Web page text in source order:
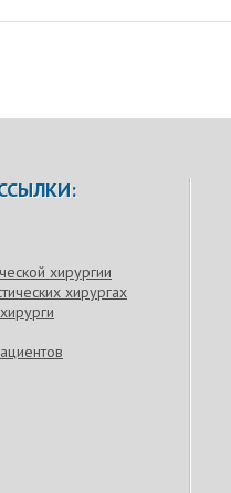
хирургии
хирургах